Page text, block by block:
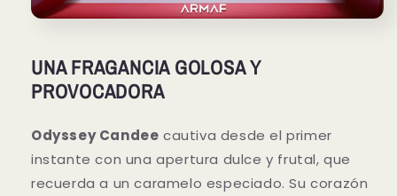
UNA FRAGANCIA GOLOSA Y
PROVOCADORA
Odyssey Candee cautiva desde el primer
instante con una apertura dulce y frutal, que
recuerda a un caramelo especiado. Su corazón